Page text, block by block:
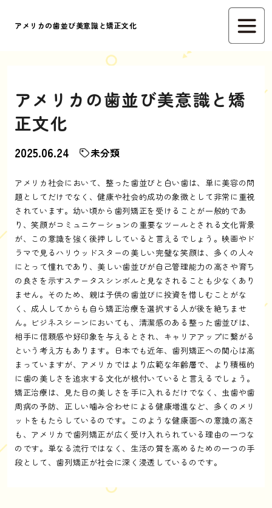
アメリカの歯並び美意識と矯正文化
アメリカの歯並び美意識と矯
正文化
2025.06.24 未分類
アメリカ社会において、整った歯並びと白い歯は、単に美容の問
題としてだけでなく、健康や社会的成功の象徴として非常に重視
されています。幼い頃から歯列矯正を受けることが一般的であ
り、笑顔がコミュニケーションの重要なツールとされる文化背景
が、この意識を強く後押ししていると言えるでしょう。映画やド
ラマで見るハリウッドスターの美しい完璧な笑顔は、多くの人々
にとって憧れであり、美しい歯並びが自己管理能力の高さや育ち
の良さを示すステータスシンボルと見なされることも少なくあり
ません。そのため、親は子供の歯並びに投資を惜しむことがな
く、成人してからも自ら矯正治療を選択する人が後を絶ちませ
ん。ビジネスシーンにおいても、清潔感のある整った歯並びは、
相手に信頼感や好印象を与えるとされ、キャリアアップに繋がる
という考え方もあります。日本でも近年、歯列矯正への関心は高
まっていますが、アメリカではより広範な年齢層で、より積極的
に歯の美しさを追求する文化が根付いていると言えるでしょう。
矯正治療は、見た目の美しさを手に入れるだけでなく、虫歯や歯
周病の予防、正しい噛み合わせによる健康増進など、多くのメリ
ットをもたらしているのです。このような健康面への意識の高さ
も、アメリカで歯列矯正が広く受け入れられている理由の一つな
のです。単なる流行ではなく、生活の質を高めるための一つの手
段として、歯列矯正が社会に深く浸透しているのです。